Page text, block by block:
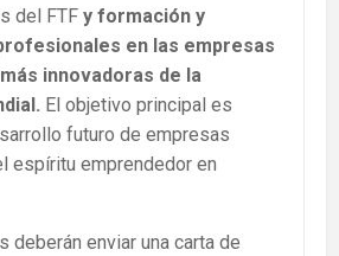
del FTF y formación y
en las empresas
innovadoras de la
El objetivo principal es
futuro de empresas
espíritu emprendedor en
deberán enviar una carta de